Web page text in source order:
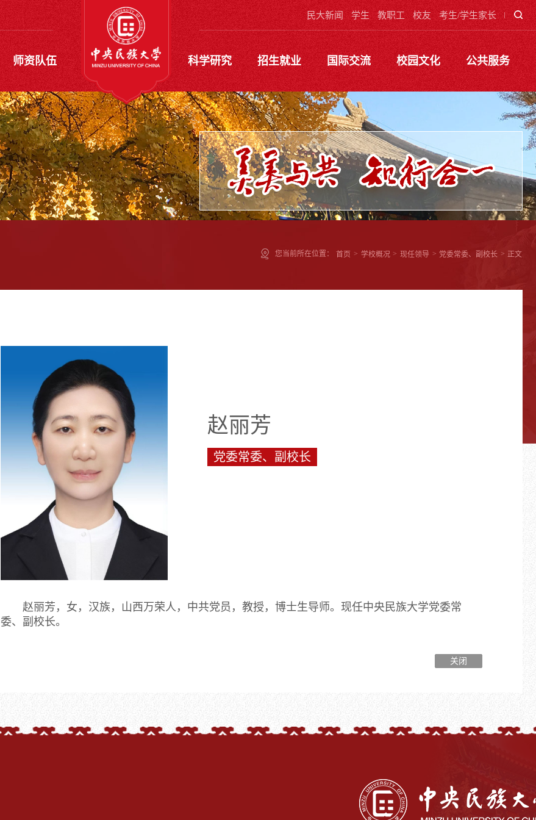
民大新闻 学生 教职工 校友 考生/学生家长
师资队伍 科学研究 招生就业 国际交流 校园文化 公共服务
您当前所在位置： 首页 > 学校概况 > 现任领导 > 党委常委、副校长 > 正文
赵丽芳
党委常委、副校长
赵丽芳，女，汉族，山西万荣人，中共党员，教授，博士生导师。现任中央民族大学党委常
委、副校长。
关闭